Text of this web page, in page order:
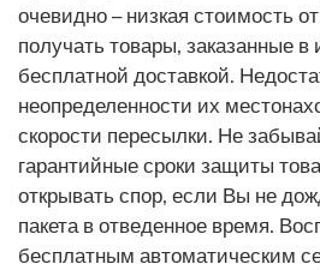
очевидно – низкая стоимость
получать товары, заказанные в
бесплатной доставкой.
неопределенности их
скорости пересылки. Не
гарантийные сроки защиты
открывать спор, если Вы не
пакета в отведенное время.
бесплатным автоматическим